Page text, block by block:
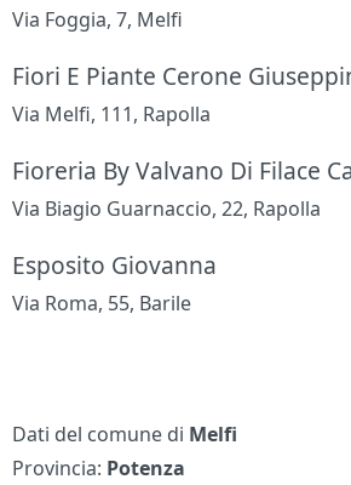
Via Foggia, 7, Melfi
Fiori E Piante Cerone
Via Melfi, 111, Rapolla
Fioreria By Valvano Di Filace
Via Biagio Guarnaccio, 22, Rapolla
Esposito Giovanna
Via Roma, 55, Barile
Dati del comune di Melfi
Provincia: Potenza